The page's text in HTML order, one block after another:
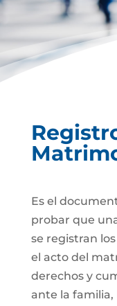
Es el
probar que
se registran
el acto del
derechos y
ante la familia,